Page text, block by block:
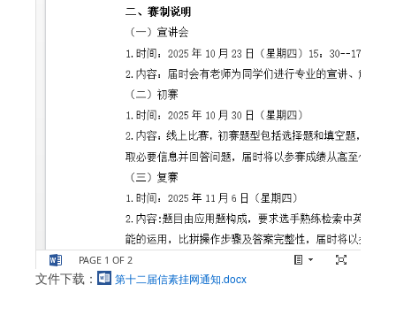
文件下载： 第十二届信素挂网通知.docx